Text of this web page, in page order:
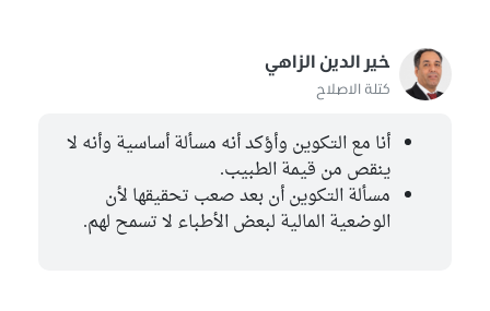
خير الدين الزاهي
كتلة الاصلاح
أنا مع التكوين وأؤكد أنه مسألة أساسية وأنه لا
ينقص من قيمة الطبيب.
مسألة التكوين أن بعد صعب تحقيقها لأن
الوضعية المالية لبعض الأطباء لا تسمح لهم.